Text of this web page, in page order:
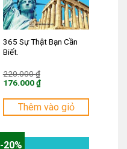
365 Sự Thật Bạn Cần
Biết.
220.000₫
220.000 ₫.
176.000₫
hiện
là:
Thêm vào giỏ
-20%